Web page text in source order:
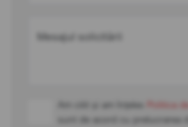
Mesajul solicitării
Am citit și am înțeles Politica
sunt de acord cu prelucrarea